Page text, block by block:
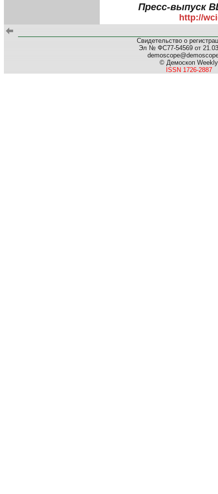
Пресс-выпуск
http://
Свидетельство о
Эл № ФС77-54569 от
© Демоскоп Weekly
ISSN 1726-2887